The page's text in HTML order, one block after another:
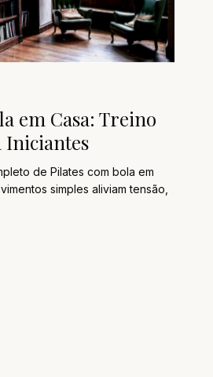
em Casa: Treino
Iniciantes
de Pilates com bola em
simples aliviam tensão,